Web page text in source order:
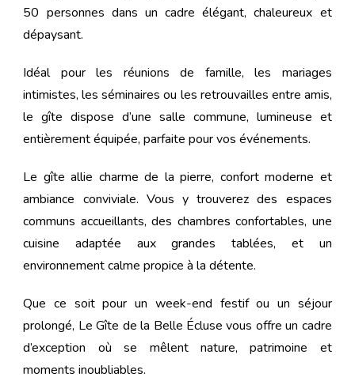
50 personnes dans un cadre élégant, chaleureux et
dépaysant.
Idéal pour les réunions de famille, les mariages
intimistes, les séminaires ou les retrouvailles entre amis,
le gîte dispose d’une salle commune, lumineuse et
entièrement équipée, parfaite pour vos événements.
Le gîte allie charme de la pierre, confort moderne et
ambiance conviviale. Vous y trouverez des espaces
communs accueillants, des chambres confortables, une
cuisine adaptée aux grandes tablées, et un
environnement calme propice à la détente.
Que ce soit pour un week-end festif ou un séjour
prolongé, Le Gîte de la Belle Écluse vous offre un cadre
d’exception où se mêlent nature, patrimoine et
moments inoubliables.